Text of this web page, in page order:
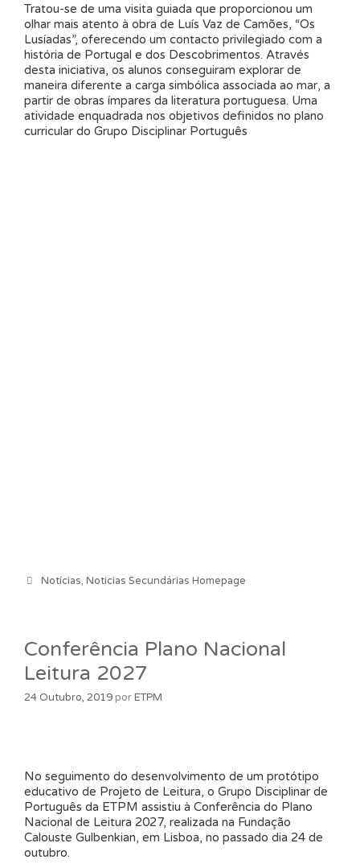
Tratou-se de uma visita guiada que proporcionou um
olhar mais atento à obra de Luís Vaz de Camões, “Os
Lusíadas”, oferecendo um contacto privilegiado com a
história de Portugal e dos Descobrimentos. Através
desta iniciativa, os alunos conseguiram explorar de
maneira diferente a carga simbólica associada ao mar, a
partir de obras ímpares da literatura portuguesa. Uma
atividade enquadrada nos objetivos definidos no plano
curricular do Grupo Disciplinar Português
Categorias
Notícias, Noticias Secundárias Homepage
Conferência Plano Nacional
Leitura 2027
24 Outubro, 2019 porETPM
No seguimento do desenvolvimento de um protótipo
educativo de Projeto de Leitura, o Grupo Disciplinar de
Português da ETPM assistiu à Conferência do Plano
Nacional de Leitura 2027, realizada na Fundação
Calouste Gulbenkian, em Lisboa, no passado dia 24 de
outubro.